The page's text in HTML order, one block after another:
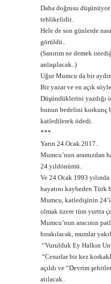
Daha doğrusu
tehlikelidir..
Hele de son günlerde
görüldü..
(Sanırım ne demek
anlaşılacak..)
Uğur Mumcu da bir
Bir yazar ve en açık
Düşündüklerini yazdığı
bunun bedelini korkunç
katledilerek ödedi.
***
Yarın 24 Ocak 2017..
Mumcu’nun aramızdan
24.yıldönümü..
Ve 24 Ocak 1993 yılında
hayatını kaybeden Türk
Mumcu, katledişinin
olmak üzere tüm yurtta
Mumcu’nun aracının
bırakılacak, mumlar
“Vurulduk Ey Halkın
“Cesurlar bir kez
açıldı ve “Devrim
atılacak..